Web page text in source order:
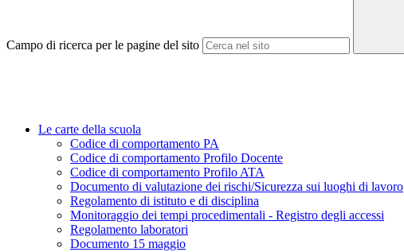
Campo di ricerca per le pagine del sito
Le carte della scuola
Codice di comportamento PA
Codice di comportamento Profilo Docente
Codice di comportamento Profilo ATA
Documento di valutazione dei rischi/Sicurezza sui luoghi di lavoro
Regolamento di istituto e di disciplina
Monitoraggio dei tempi procedimentali - Registro degli accessi
Regolamento laboratori
Documento 15 maggio